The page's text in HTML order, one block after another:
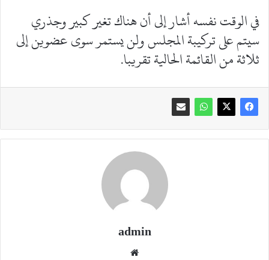
في الوقت نفسه أشار إلى أن هناك تغير كبير وجذري
سيتم على تركيبة المجلس ولن يستمر سوى عضوين إلى
ثلاثة من القائمة الحالية تقريبا.
admin